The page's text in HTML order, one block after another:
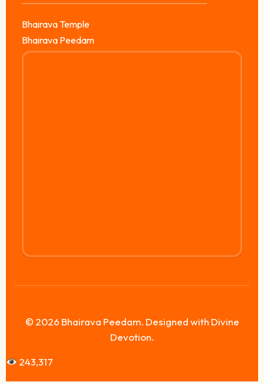
Bhairava Temple
Bhairava Peedam
© 2026 Bhairava Peedam. Designed with Divine
Devotion.
243,317